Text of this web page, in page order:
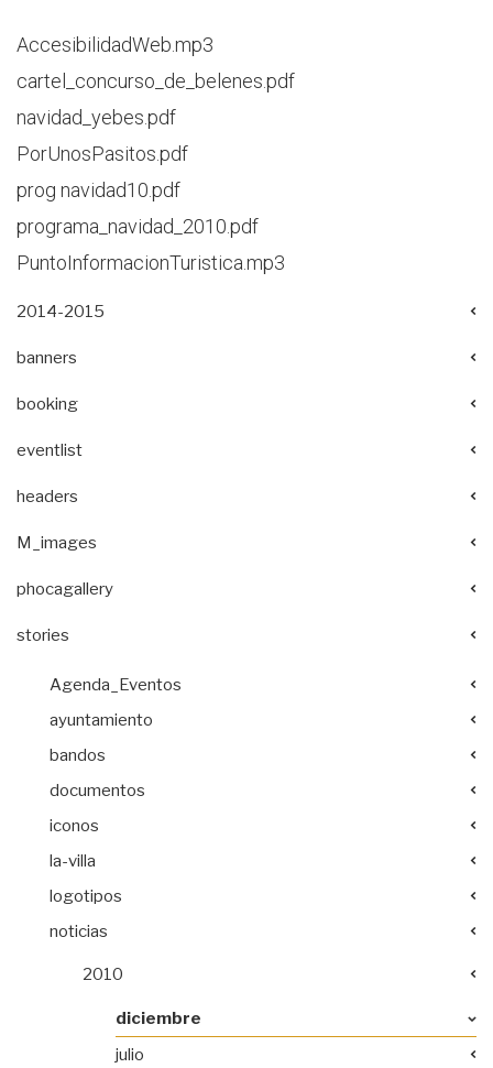
AccesibilidadWeb.mp3
cartel_concurso_de_belenes.pdf
navidad_yebes.pdf
PorUnosPasitos.pdf
prog navidad10.pdf
programa_navidad_2010.pdf
PuntoInformacionTuristica.mp3
2014-2015
banners
booking
eventlist
headers
M_images
phocagallery
stories
Agenda_Eventos
ayuntamiento
bandos
documentos
iconos
la-villa
logotipos
noticias
2010
diciembre
julio